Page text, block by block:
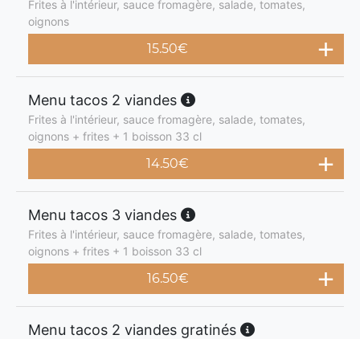
Frites à l'intérieur, sauce fromagère, salade, tomates,
oignons
15.50€
Menu tacos 2 viandes
Frites à l'intérieur, sauce fromagère, salade, tomates,
oignons + frites + 1 boisson 33 cl
14.50€
Menu tacos 3 viandes
Frites à l'intérieur, sauce fromagère, salade, tomates,
oignons + frites + 1 boisson 33 cl
16.50€
Menu tacos 2 viandes gratinés